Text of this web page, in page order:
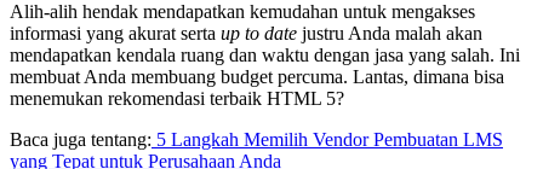
Alih-alih hendak mendapatkan kemudahan untuk mengakses
informasi yang akurat serta up to date justru Anda malah akan
mendapatkan kendala ruang dan waktu dengan jasa yang salah. Ini
membuat Anda membuang budget percuma. Lantas, dimana bisa
menemukan rekomendasi terbaik HTML 5?
Baca juga tentang: 5 Langkah Memilih Vendor Pembuatan LMS
yang Tepat untuk Perusahaan Anda